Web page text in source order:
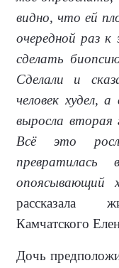
видно, что ей
очередной раз к
сделать
Сделали и
человек худел,
выросла вторая
Всё это
опоясывающий
рассказала
Камчатского
Дочь